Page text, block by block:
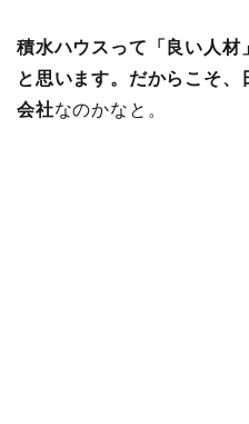
積水ハウスって「良い人材
と思います。だからこそ、
会社なのかなと。